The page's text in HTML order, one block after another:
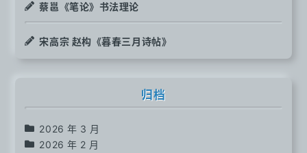
蔡邕《笔论》书法理论
宋高宗 赵构《暮春三月诗帖》
归档
2026 年 3 月
2026 年 2 月